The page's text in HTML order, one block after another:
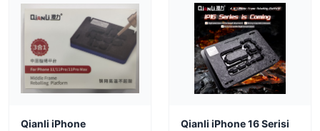
Qianli iPhone
Qianli iPhone 16 Serisi